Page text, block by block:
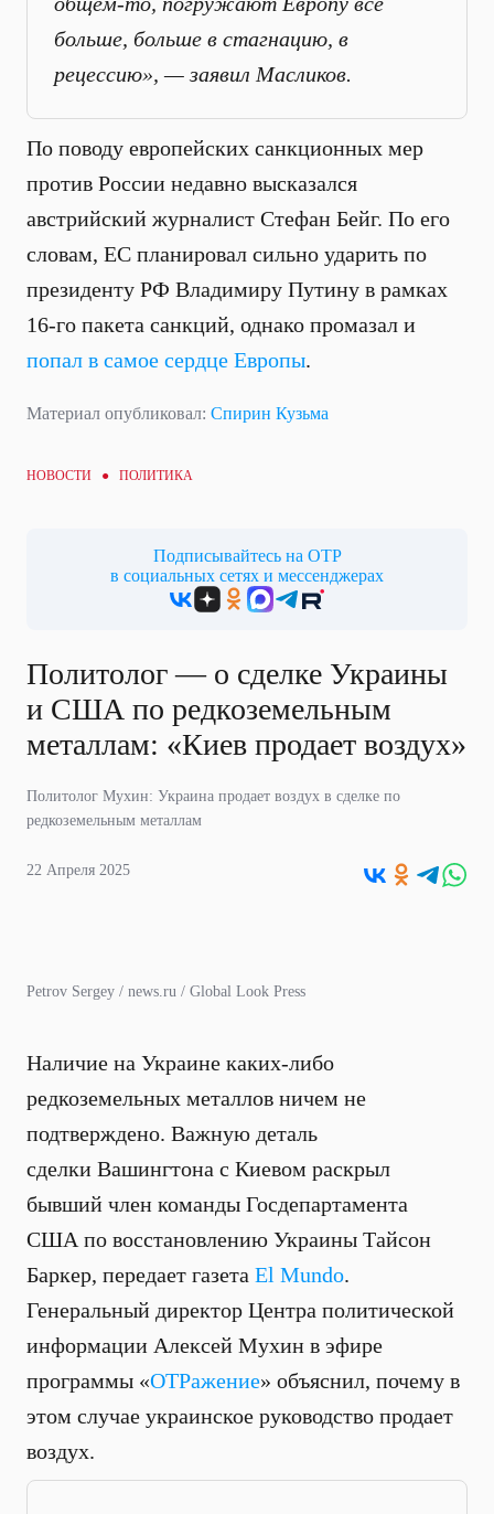
больше, больше в стагнацию, в
рецессию», — заявил Масликов.
По поводу европейских санкционных мер
против России недавно высказался
австрийский журналист Стефан Бейг. По его
словам, ЕС планировал сильно ударить по
президенту РФ Владимиру Путину в рамках
16-го пакета санкций, однако промазал и
попал в самое сердце Европы.
Материал опубликовал: Спирин Кузьма
НОВОСТИ ● ПОЛИТИКА
Подписывайтесь на ОТР
в социальных сетях и мессенджерах
Политолог — о сделке Украины
и США по редкоземельным
металлам: «Киев продает воздух»
Политолог Мухин: Украина продает воздух в сделке по
редкоземельным металлам
22 Апреля 2025
Petrov Sergey / news.ru / Global Look Press
Наличие на Украине каких-либо
редкоземельных металлов ничем не
подтверждено. Важную деталь
сделки Вашингтона с Киевом раскрыл
бывший член команды Госдепартамента
США по восстановлению Украины Тайсон
Баркер, передает газета El Mundo.
Генеральный директор Центра политической
информации Алексей Мухин в эфире
программы «ОТРажение» объяснил, почему в
этом случае украинское руководство продает
воздух.